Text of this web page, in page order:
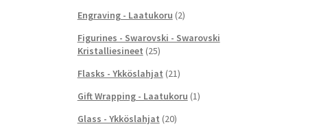
Engraving - Laatukoru (2)
Figurines - Swarovski - Swarovski
Kristalliesineet (25)
Flasks - Ykköslahjat (21)
Gift Wrapping - Laatukoru (1)
Glass - Ykköslahjat (20)